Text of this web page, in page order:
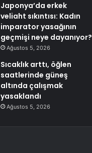
Japonya’da erkek
veliaht sıkıntısı: Kadın
imparator yasağının
geçmişi neye dayanıyor?
Ağustos 5, 2026
Sıcaklık arttı, öğlen
saatlerinde güneş
altında çalışmak
yasaklandı
Ağustos 5, 2026